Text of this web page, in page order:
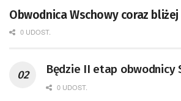
Obwodnica Wschowy coraz bliżej
0 UDOST.
Będzie II etap obwodnicy
0 UDOST.